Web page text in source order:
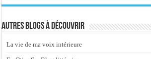
Autres blogs à découvrir
La vie de ma voix intérieure